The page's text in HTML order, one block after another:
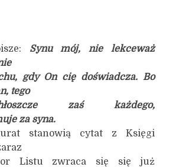
Synu mój, nie lekceważ
gdy On cię doświadcza. Bo
tego
zaś każdego,
za syna.
stanowią cytat z Księgi
Listu zwraca się się już